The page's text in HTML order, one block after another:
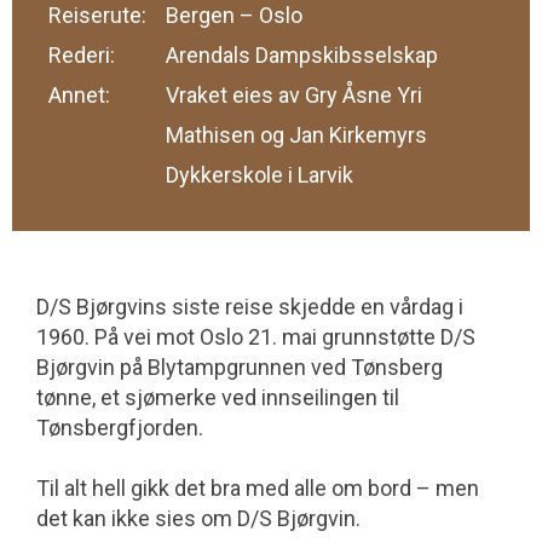
Reiserute:
Bergen – Oslo
Rederi:
Arendals Dampskibsselskap
Annet:
Vraket eies av Gry Åsne Yri
Mathisen og Jan Kirkemyrs
Dykkerskole i Larvik
D/S Bjørgvins siste reise skjedde en vårdag i
1960. På vei mot Oslo 21. mai grunnstøtte D/S
Bjørgvin på Blytamp­grunnen ved Tønsberg
tønne, et sjømerke ved innseilingen til
Tønsbergfjorden.
Til alt hell gikk det bra med alle om bord – men
det kan ikke sies om D/S Bjørgvin.